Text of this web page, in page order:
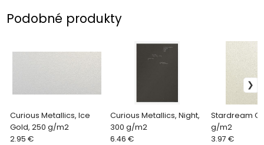
Podobné produkty
Curious Metallics, Ice
Gold, 250 g/m2
2.95 €
Curious Metallics, Night,
300 g/m2
6.46 €
Stardream
g/m2
3.97 €